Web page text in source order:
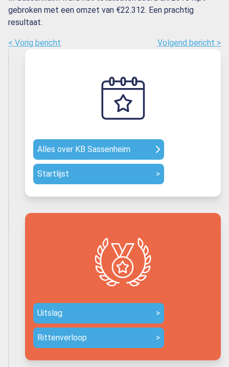
gebroken met een omzet van €22.312. Een prachtig
resultaat.
< Vorig bericht Volgend bericht >
Alles over KB Sassenheim
Startlijst >
Uitslag >
Rittenverloop >